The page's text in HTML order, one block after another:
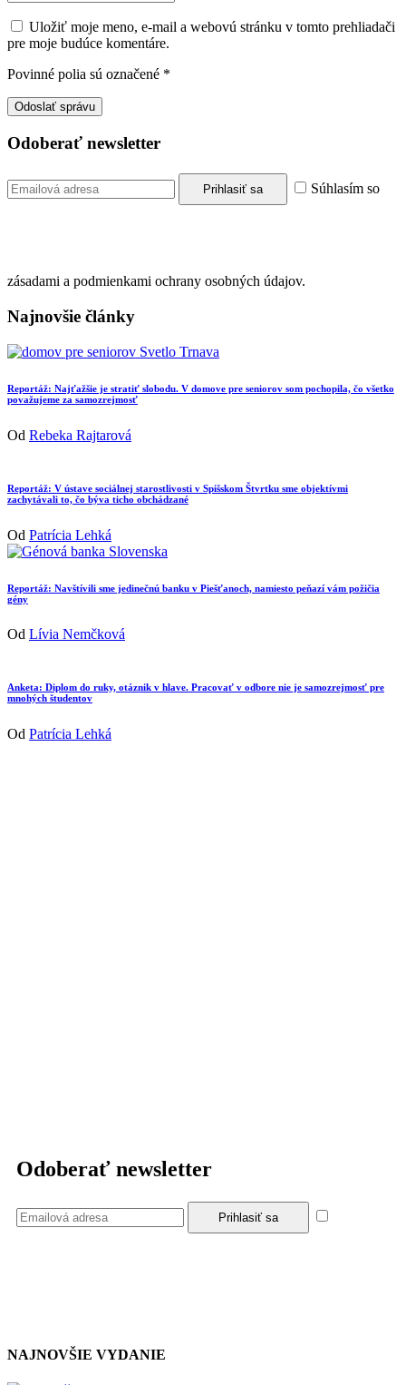
Uložiť moje meno, e-mail a webovú stránku v tomto prehliadači
pre moje budúce komentáre.
Povinné polia sú označené *
Odoberať newsletter
Súhlasím so
zásadami a podmienkami ochrany osobných údajov.
Najnovšie články
Reportáž: Najťažšie je stratiť slobodu. V domove pre seniorov som pochopila, čo všetko
považujeme za samozrejmosť
Od Rebeka Rajtarová
Reportáž: V ústave sociálnej starostlivosti v Spišskom Štvrtku sme objektívmi
zachytávali to, čo býva ticho obchádzané
Od Patrícia Lehká
Reportáž: Navštívili sme jedinečnú banku v Piešťanoch, namiesto peňazí vám požičia
gény
Od Lívia Nemčková
Anketa: Diplom do ruky, otáznik v hlave. Pracovať v odbore nie je samozrejmosť pre
mnohých študentov
Od Patrícia Lehká
Odoberať newsletter
NAJNOVŠIE VYDANIE